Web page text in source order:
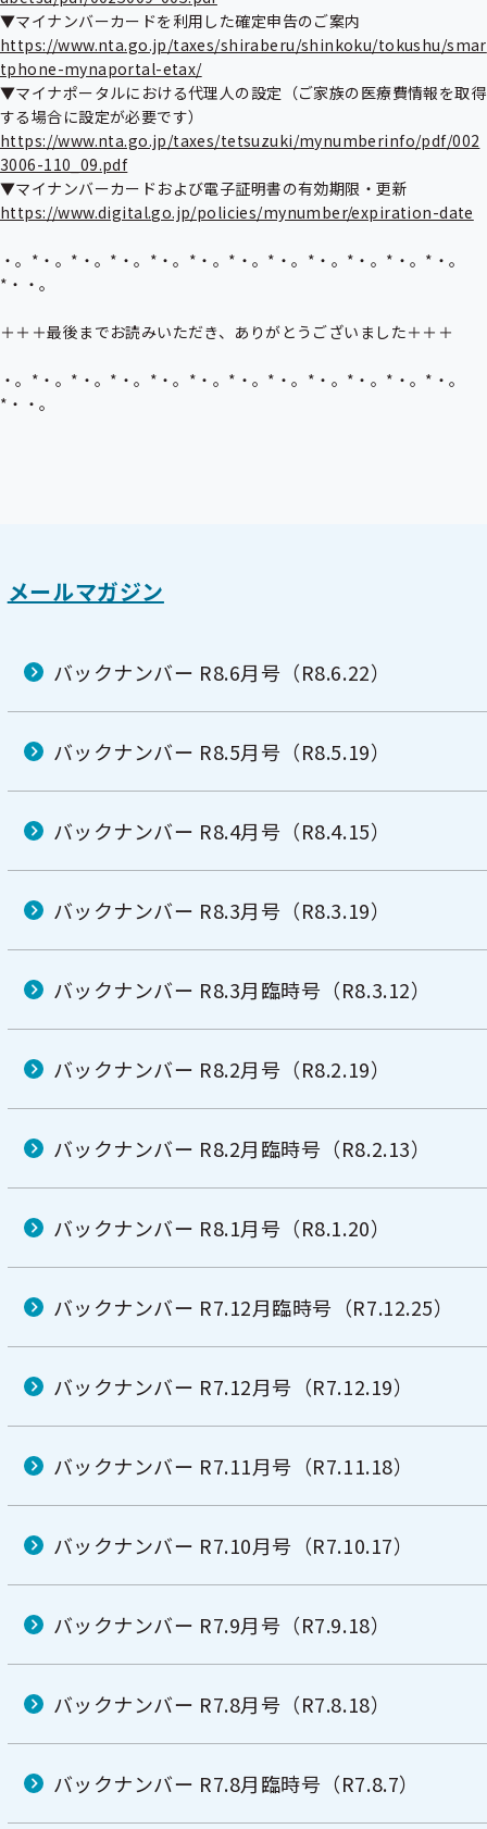
https://www.nta.go.jp/taxes/shiraberu/shinkoku/tokushu/smar
tphone-mynaportal-etax/
▼マイナポータルにおける代理人の設定（ご家族の医療費情報を取得
https://www.nta.go.jp/taxes/tetsuzuki/mynumberinfo/pdf/002
3006-110_09.pdf
https://www.digital.go.jp/policies/mynumber/expiration-date
・。*・。*・。*・。*・。*・。*・。*・。*・。*・。*・。*・。
*・・。
＋＋＋最後までお読みいただき、ありがとうございました＋＋＋
・。*・。*・。*・。*・。*・。*・。*・。*・。*・。*・。*・。
*・・。
メールマガジン
バックナンバー R8.6月号（R8.6.22）
バックナンバー R8.5月号（R8.5.19）
バックナンバー R8.4月号（R8.4.15）
バックナンバー R8.3月号（R8.3.19）
バックナンバー R8.3月臨時号（R8.3.12）
バックナンバー R8.2月号（R8.2.19）
バックナンバー R8.2月臨時号（R8.2.13）
バックナンバー R8.1月号（R8.1.20）
バックナンバー R7.12月臨時号（R7.12.25）
バックナンバー R7.12月号（R7.12.19）
バックナンバー R7.11月号（R7.11.18）
バックナンバー R7.10月号（R7.10.17）
バックナンバー R7.9月号（R7.9.18）
バックナンバー R7.8月号（R7.8.18）
バックナンバー R7.8月臨時号（R7.8.7）